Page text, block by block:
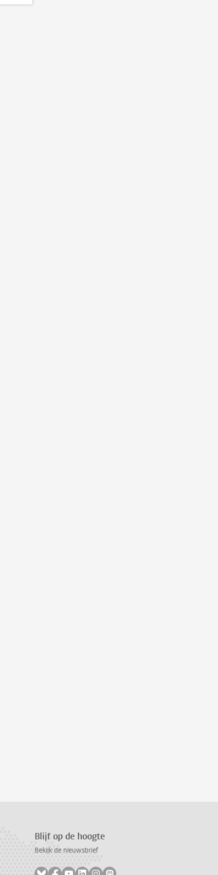
Blijf op de hoogte
Bekijk de nieuwsbrief
Volg ons op bluesky
Volg ons op facebook
Volg ons op youtube
Volg ons op linkedin
Volg ons op instagram
Volg ons op mastodon